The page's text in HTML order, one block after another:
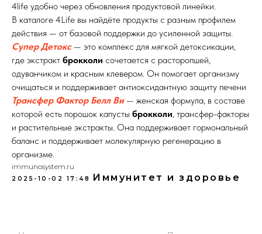
4life удобно через обновления продуктовой линейки.
В каталоге 4Life вы найдёте продукты с разным профилем
действия — от базовой поддержки до усиленной защиты.
Супер Детокс — это комплекс для мягкой детоксикации,
где экстракт брокколи сочетается с расторопшей,
одуванчиком и красным клевером. Он помогает организму
очищаться и поддерживает антиоксидантную защиту печени
Трансфер Фактор Белл Ви — женская формула, в составе
которой есть порошок капусты брокколи, трансфер-факторы
и растительные экстракты. Она поддерживает гормональный
баланс и поддерживает молекулярную регенерацию в
организме.
immunosystem.ru
2025-10-02 17:48 Иммунитет и здоровье